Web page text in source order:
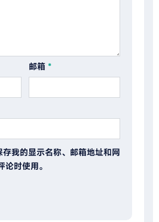
邮箱 *
我的显示名称、邮箱地址和网
时使用。